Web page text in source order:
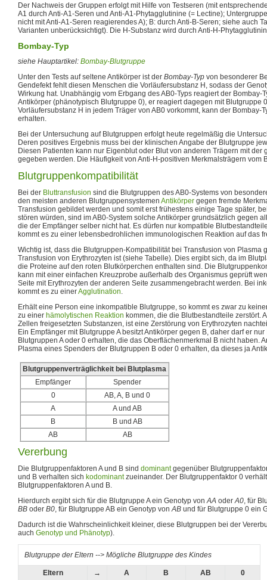
Der Nachweis der Gruppen erfolgt mit Hilfe von Testseren (mit
A1 durch Anti-A1-Seren und Anti-A1-Phytagglutinine (= Lectine);
nicht mit Anti-A1-Seren reagierendes A); B: durch Anti-B-Seren; siehe auch
Varianten unberücksichtigt). Die H-Substanz wird durch Anti-H-
Bombay-Typ
siehe Hauptartikel: Bombay-Blutgruppe
Unter den Tests auf seltene Antikörper ist der Bombay-Typ von besonderer
Gendefekt fehlt diesen Menschen die Vorläufersubstanz H, sodass der
Wirkung hat. Unabhängig vom Erbgang des AB0-Typs reagiert der Bombay-
Antikörper (phänotypisch Blutgruppe 0), er reagiert dagegen mit Blutgruppe
Vorläufersubstanz H in jedem Träger von AB0 vorkommt, kann der Bombay-
erhalten.
Bei der Untersuchung auf Blutgruppen erfolgt heute regelmäßig die
Deren positives Ergebnis muss bei der klinischen Angabe der Blutgruppe
Diesen Patienten kann nur Eigenblut oder Blut von anderen Trägern mit der
gegeben werden. Die Häufigkeit von Anti-H-positiven Merkmalsträgern vom
Blutgruppenkompatibilität
Bei der Bluttransfusion sind die Blutgruppen des AB0-Systems von
den meisten anderen Blutgruppensystemen Antikörper gegen fremde
Transfusion gebildet werden und somit erst frühestens einige Tage später,
stören würden, sind im AB0-System solche Antikörper grundsätzlich gegen
die der Empfänger selber nicht hat. Es dürfen nur kompatible
kommt es zu einer lebensbedrohlichen immunologischen Reaktion auf das
Wichtig ist, dass die Blutgruppen-Kompatibilität bei Transfusion von Plasma
Transfusion von Erythrozyten ist (siehe Tabelle). Dies ergibt sich, da im
die Proteine auf den roten Blutkörperchen enthalten sind. Die
kann mit einer einfachen Kreuzprobe außerhalb des Organismus geprüft
Seite mit Erythrozyten der anderen Seite zusammengebracht werden. Bei
kommt es zu einerAgglutination.
Erhält eine Person eine inkompatible Blutgruppe, so kommt es zwar zu
zu einer hämolytischen Reaktion kommen, die die Blutbestandteile zerstört.
Zellen freigesetzten Substanzen, ist eine Zerstörung von Erythrozyten
Ein Empfänger mit Blutgruppe A besitzt Antikörper gegen B, daher darf er
Blutgruppen A oder 0 erhalten, die das Oberflächenmerkmal B nicht haben.
Plasma eines Spenders der Blutgruppen B oder 0 erhalten, da dieses ja
Blutgruppenverträglichkeit bei Blutplasma
Empfänger
Spender
0
AB, A, B und 0
A
A und AB
B
B und AB
AB
AB
Vererbung
Die Blutgruppenfaktoren A und B sind dominantgegenüber
und B verhalten sich kodominantzueinander. Der Blutgruppenfaktor 0
Blutgruppenfaktoren A und B.
Hierdurch ergibt sich für die Blutgruppe A ein Genotyp vonAA oderA0, für
BB oder B0, für Blutgruppe AB ein Genotyp vonAB und für Blutgruppe 0 ein
Dadurch ist die Wahrscheinlichkeit kleiner, diese Blutgruppen bei der
auch Genotyp und Phänotyp).
Blutgruppe der Eltern --> Mögliche Blutgruppe des Kindes
Eltern → A B AB 0